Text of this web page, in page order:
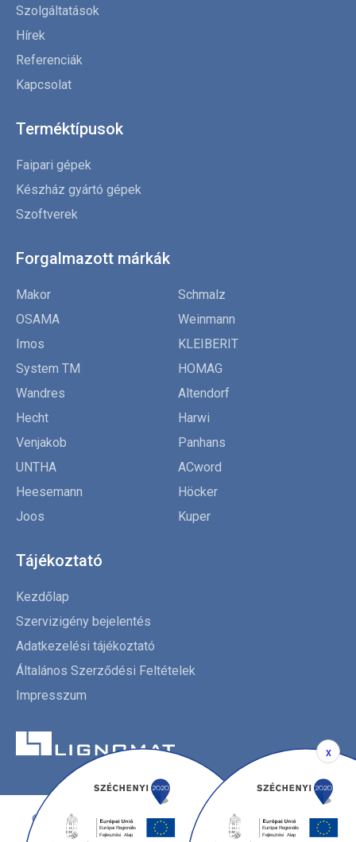
Szolgáltatások
Hírek
Referenciák
Kapcsolat
Terméktípusok
Faipari gépek
Készház gyártó gépek
Szoftverek
Forgalmazott márkák
Makor
Schmalz
OSAMA
Weinmann
Imos
KLEIBERIT
System TM
HOMAG
Wandres
Altendorf
Hecht
Harwi
Venjakob
Panhans
UNTHA
ACword
Heesemann
Höcker
Joos
Kuper
Tájékoztató
Kezdőlap
Szervizigény bejelentés
Adatkezelési tájékoztató
Általános Szerződési Feltételek
Impresszum
© Copyright 2026. Lignomat Kft.
Minden jog fenntartva!
x